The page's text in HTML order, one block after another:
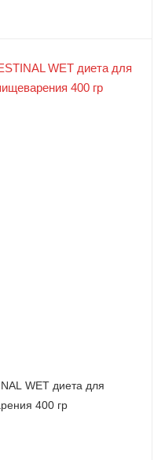
WET диета для
400 гр